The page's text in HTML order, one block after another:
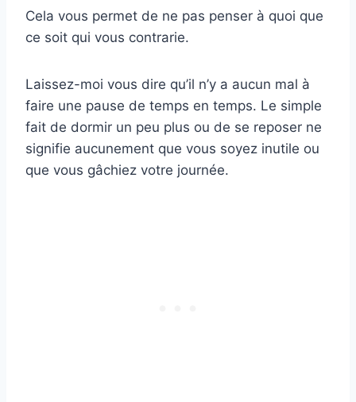
Cela vous permet de ne pas penser à quoi que
ce soit qui vous contrarie.
Laissez-moi vous dire qu’il n’y a aucun mal à
faire une pause de temps en temps. Le simple
fait de dormir un peu plus ou de se reposer ne
signifie aucunement que vous soyez inutile ou
que vous gâchiez votre journée.